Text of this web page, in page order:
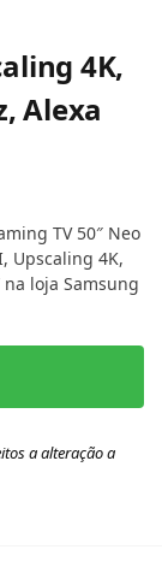
4K,
Alexa
TV 50″ Neo
Upscaling 4K,
loja Samsung
a alteração a